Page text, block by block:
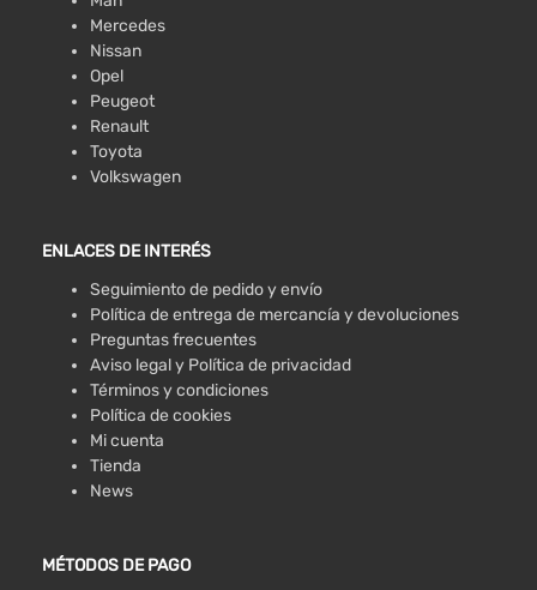
Mercedes
Nissan
Opel
Peugeot
Renault
Toyota
Volkswagen
ENLACES DE INTERÉS
Seguimiento de pedido y envío
Política de entrega de mercancía y devoluciones
Preguntas frecuentes
Aviso legal y Política de privacidad
Términos y condiciones
Política de cookies
Mi cuenta
Tienda
News
MÉTODOS DE PAGO